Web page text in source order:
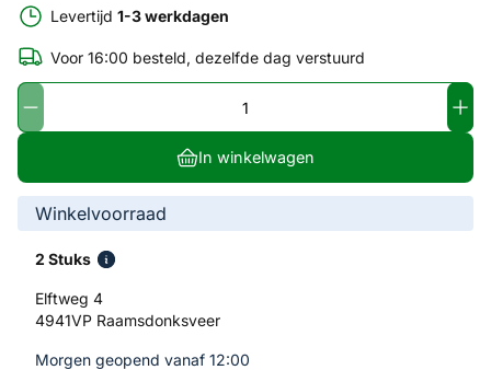
Levertijd 1-3 werkdagen
Voor 16:00 besteld, dezelfde dag verstuurd
In winkelwagen
Winkelvoorraad
2 Stuks
Elftweg 4
4941VP Raamsdonksveer
Morgen geopend vanaf 12:00